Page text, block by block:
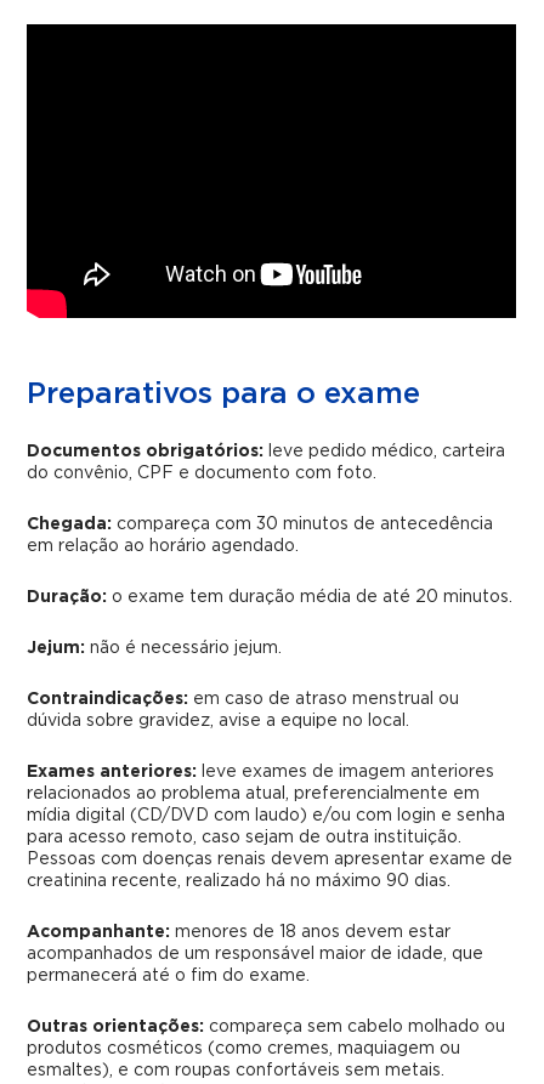
Preparativos para o exame
Documentos obrigatórios:
leve pedido médico, carteira
do convênio, CPF e documento com foto.
Chegada: compareça com 30 minutos de antecedência
em relação ao horário agendado.
Duração: o exame tem duração média de até 20 minutos.
Jejum: não é necessário jejum.
Contraindicações: em caso de atraso menstrual ou
dúvida sobre gravidez, avise a equipe no local.
Exames anteriores:
leve exames de imagem anteriores
relacionados ao problema atual, preferencialmente em
mídia digital (CD/DVD com laudo) e/ou com login e senha
para acesso remoto, caso sejam de outra instituição.
Pessoas com doenças renais devem apresentar exame de
creatinina recente, realizado há no máximo 90 dias.
Acompanhante: menores de 18 anos devem estar
acompanhados de um responsável maior de idade, que
permanecerá até o fim do exame.
Outras orientações: compareça sem cabelo molhado ou
produtos cosméticos (como cremes, maquiagem ou
esmaltes), e com roupas confortáveis sem metais.